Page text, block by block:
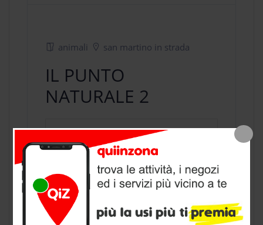
animali san martino in strada
IL PUNTO
NATURALE 2
negozio animalia San Martino in
Strada, provincia di Lodi